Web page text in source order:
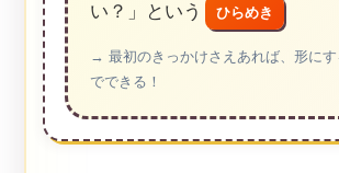
い？」という
ひらめき
→ 最初のきっかけさえあれば、形にす
でできる！